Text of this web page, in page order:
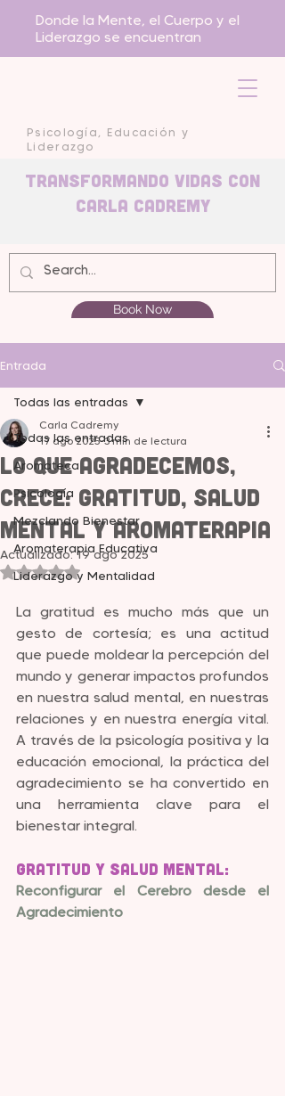
Psicología, Educación y
Liderazgo
Donde la Mente, el Cuerpo y el
Liderazgo se encuentran
Transformando Vidas con
carla Cadremy
Book Now
Entrada
Todas las entradas
Aromateca
Psicología
Mezclando Bienestar
Aromaterapia Educativa
Liderazgo y Mentalidad
Todas las entradas
Lo que agradecemos,
crece: Gratitud, Salud
Mental y Aromaterapia
Carla Cadremy
17 ago 2025 3 min de lectura
Actualizado:19 ago 2025
Obtuvo NaN de 5 estrellas.
La gratitud es mucho más que un
gesto de cortesía; es una actitud
que puede moldear la percepción del
mundo y generar impactos profundos
en nuestra salud mental, en nuestras
relaciones y en nuestra energía vital.
A través de la psicología positiva y la
educación emocional, la práctica del
agradecimiento se ha convertido en
una herramienta clave para el
bienestar integral.
Gratitud y Salud Mental:
Reconfigurar el Cerebro desde el
Agradecimiento